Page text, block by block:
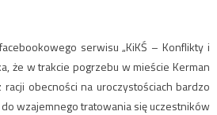
serwisu „KiKŚ – Konflikty i
że w trakcie pogrzebu w mieście Kerman
obecności na uroczystościach bardzo
wzajemnego tratowania się uczestników